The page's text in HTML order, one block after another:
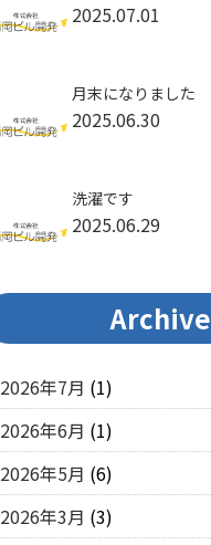
2025.07.01
月末になりました
2025.06.30
洗濯です
2025.06.29
Archive
2026年7月 (1)
2026年6月 (1)
2026年5月 (6)
2026年3月 (3)